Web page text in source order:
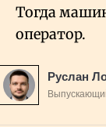
Тогда
оператор.
Руслан